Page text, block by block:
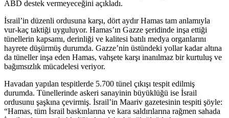
ABD destek vermeyeceğini açıkladı.
İsrail’in düzenli ordusuna karşı, dört aydır Hamas tam anlamıyla
vur-kaç taktiği uyguluyor. Hamas’ın Gazze şeridinde inşa ettiği
tünellerin kapsamı, derinliği ve kalitesi batılı medya organlarını
hayrete düşürmüş durumda. Gazze’nin üstündeki yollar kadar altına
da tüneller inşa eden Hamas, vahşete karşı inanılmaz bir kurtuluş ve
bağımsızlık mücadelesi veriyor.
Havadan yapılan tespitlerde 5.700 tünel çıkışı tespit edilmiş
durumda. Tünellerinde askeri sanayinin büyüklüğü ise İsrail
ordusunu şaşkına çevirmiş. İsrail’in Maariv gazetesinin tespiti şöyle:
“Hamas, tüm İsrail baskınlarına ve kara saldırılarına rağmen sahada